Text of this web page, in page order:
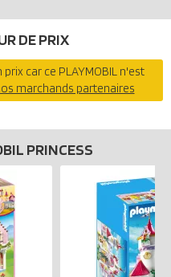
DE PRIX
car ce PLAYMOBIL n'est
marchands partenaires
PRINCESS